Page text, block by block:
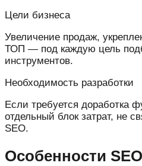
Цели бизнеса
Увеличение продаж,
ТОП — под каждую цель
инструментов.
Необходимость разработки
Если требуется доработка
отдельный блок затрат, не
SEO.
Особенности